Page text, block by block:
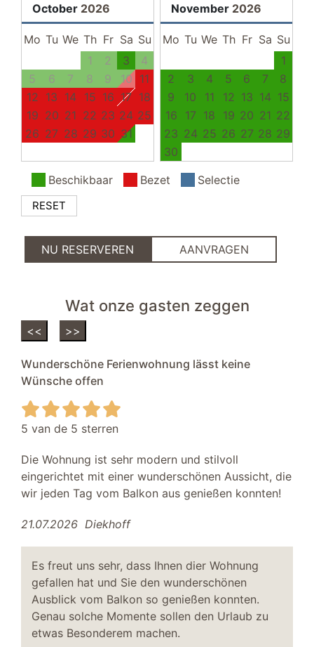
balkon
balkonmeubilair
October 2026
Mo Tu We Th Fr Sa Su
1
2 3
4
5
6 7 8 9 10 11
12 13 14 15 16 17 18
19 20 21 22 23 24 25
26 27 28 29 30 31
November 2026
Mo Tu We Th Fr Sa Su
1
2
3 4 5 6 7
8
9
10 11 12 13 14 15
16
17 18 19 20 21 22
23 24 25 26 27 28 29
30
Beschikbaar
Bezet Selectie
RESET
NU RESERVEREN AANVRAGEN
Wat onze gasten zeggen
<<
Wunderschöne Ferienwohnung lässt keine
Wünsche offen
5 van de 5 sterren
Die Wohnung ist sehr modern und stilvoll
eingerichtet mit einer wunderschönen Aussicht, die
wir jeden Tag vom Balkon aus genießen konnten!
21.07.2026 Diekhoff
Es freut uns sehr, dass Ihnen dier Wohnung
gefallen hat und Sie den wunderschönen
Ausblick vom Balkon so genießen konnten.
Genau solche Momente sollen den Urlaub zu
etwas Besonderem machen.
>>